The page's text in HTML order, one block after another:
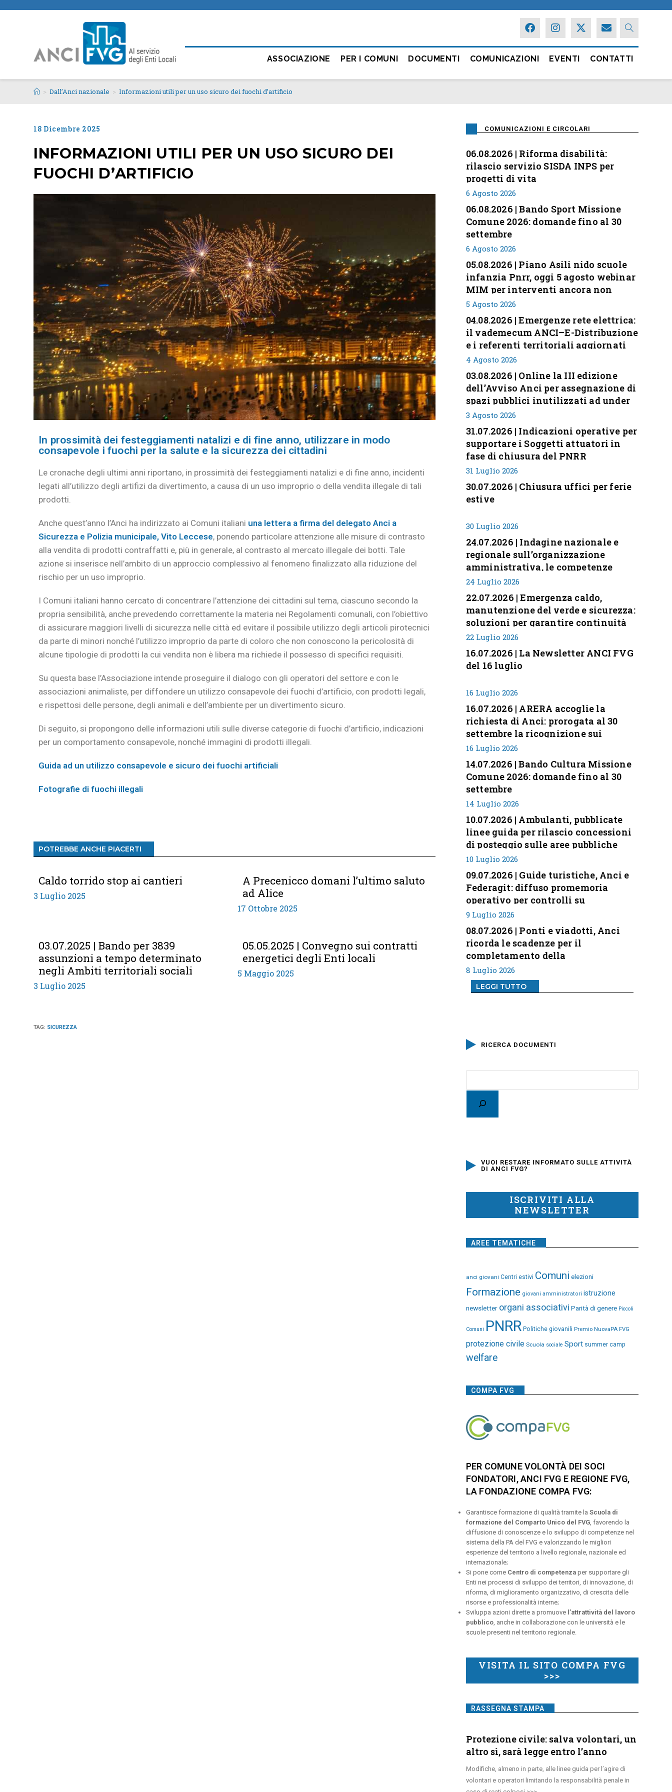
ASSOCIAZIONE PER I COMUNI DOCUMENTI COMUNICAZIONI EVENTI CONTATTI
> Dall’Anci nazionale > Informazioni utili per un uso sicuro dei fuochi d’artificio
18 Dicembre 2025
INFORMAZIONI UTILI PER UN USO SICURO DEI
FUOCHI D’ARTIFICIO
In prossimità dei festeggiamenti natalizi e di fine anno, utilizzare in modo
consapevole i fuochi per la salute e la sicurezza dei cittadini
Le cronache degli ultimi anni riportano, in prossimità dei festeggiamenti natalizi e di fine anno, incidenti
legati all’utilizzo degli artifizi da divertimento, a causa di un uso improprio o della vendita illegale di tali
prodotti.
Anche quest’anno l’Anci ha indirizzato ai Comuni italiani una lettera a firma del delegato Anci a
Sicurezza e Polizia municipale, Vito Leccese, ponendo particolare attenzione alle misure di contrasto
alla vendita di prodotti contraffatti e, più in generale, al contrasto al mercato illegale dei botti. Tale
azione si inserisce nell’ambito di un approccio complessivo al fenomeno finalizzato alla riduzione del
rischio per un uso improprio.
I Comuni italiani hanno cercato di concentrare l’attenzione dei cittadini sul tema, ciascuno secondo la
propria sensibilità, anche prevedendo correttamente la materia nei Regolamenti comunali, con l’obiettivo
di assicurare maggiori livelli di sicurezza nelle città ed evitare il possibile utilizzo degli articoli pirotecnici
da parte di minori nonché l’utilizzo improprio da parte di coloro che non conoscono la pericolosità di
alcune tipologie di prodotti la cui vendita non è libera ma richiede il possesso di specifici requisiti.
Su questa base l’Associazione intende proseguire il dialogo con gli operatori del settore e con le
associazioni animaliste, per diffondere un utilizzo consapevole dei fuochi d’artificio, con prodotti legali,
e rispettosi delle persone, degli animali e dell’ambiente per un divertimento sicuro.
Di seguito, si propongono delle informazioni utili sulle diverse categorie di fuochi d’artificio, indicazioni
per un comportamento consapevole, nonché immagini di prodotti illegali.
Guida ad un utilizzo consapevole e sicuro dei fuochi artificiali
Fotografie di fuochi illegali
POTREBBE ANCHE PIACERTI
Caldo torrido stop ai cantieri
3 Luglio 2025
A Precenicco domani l’ultimo saluto
ad Alice
17 Ottobre 2025
03.07.2025 | Bando per 3839
assunzioni a tempo determinato
negli Ambiti territoriali sociali
3 Luglio 2025
05.05.2025 | Convegno sui contratti
energetici degli Enti locali
5 Maggio 2025
TAG: SICUREZZA
COMUNICAZIONI E CIRCOLARI
06.08.2026 | Riforma disabilità:
rilascio servizio SISDA INPS per
progetti di vita
6 Agosto 2026
06.08.2026 | Bando Sport Missione
Comune 2026: domande fino al 30
settembre
6 Agosto 2026
05.08.2026 | Piano Asili nido scuole
infanzia Pnrr, oggi 5 agosto webinar
MIM per interventi ancora non
conclusi
5 Agosto 2026
04.08.2026 | Emergenze rete elettrica:
il vademecum ANCI–E-Distribuzione
e i referenti territoriali aggiornati
4 Agosto 2026
03.08.2026 | Online la III edizione
dell’Avviso Anci per assegnazione di
spazi pubblici inutilizzati ad under
35
3 Agosto 2026
31.07.2026 | Indicazioni operative per
supportare i Soggetti attuatori in
fase di chiusura del PNRR
31 Luglio 2026
30.07.2026 | Chiusura uffici per ferie
estive
30 Luglio 2026
24.07.2026 | Indagine nazionale e
regionale sull’organizzazione
amministrativa, le competenze
professionali e i modelli di gestione
nei piccoli Comuni italiani
24 Luglio 2026
22.07.2026 | Emergenza caldo,
manutenzione del verde e sicurezza:
soluzioni per garantire continuità
servizi
22 Luglio 2026
16.07.2026 | La Newsletter ANCI FVG
del 16 luglio
16 Luglio 2026
16.07.2026 | ARERA accoglie la
richiesta di Anci: prorogata al 30
settembre la ricognizione sui
corrispettivi
16 Luglio 2026
14.07.2026 | Bando Cultura Missione
Comune 2026: domande fino al 30
settembre
14 Luglio 2026
10.07.2026 | Ambulanti, pubblicate
linee guida per rilascio concessioni
di posteggio sulle aree pubbliche
10 Luglio 2026
09.07.2026 | Guide turistiche, Anci e
Federagit: diffuso promemoria
operativo per controlli su
professione
9 Luglio 2026
08.07.2026 | Ponti e viadotti, Anci
ricorda le scadenze per il
completamento della
classificazione del rischio
8 Luglio 2026
LEGGI TUTTO
RICERCA DOCUMENTI
VUOI RESTARE INFORMATO SULLE ATTIVITÀ
DI ANCI FVG?
ISCRIVITI ALLA
NEWSLETTER
AREE TEMATICHE
anci giovani Centri estivi Comuni elezioni
Formazione giovani amministratori istruzione
newsletter organi associativi Parità di genere Piccoli
Comuni PNRR Politiche giovanili Premio NuovaPA FVG
protezione civile Scuola sociale Sport summer camp
welfare
COMPA FVG
PER COMUNE VOLONTÀ DEI SOCI
FONDATORI, ANCI FVG E REGIONE FVG,
LA FONDAZIONE COMPA FVG:
Garantisce formazione di qualità tramite la Scuola di
formazione del Comparto Unico del FVG, favorendo la
diffusione di conoscenze e lo sviluppo di competenze nel
sistema della PA del FVG e valorizzando le migliori
esperienze del territorio a livello regionale, nazionale ed
internazionale;
Si pone come Centro di competenzaper supportare gli
Enti nei processi di sviluppo dei territori, di innovazione, di
riforma, di miglioramento organizzativo, di crescita delle
risorse e professionalità interne;
Sviluppa azioni dirette a promuove l’attrattività del lavoro
pubblico, anche in collaborazione con le università e le
scuole presenti nel territorio regionale.
VISITA IL SITO COMPA FVG
>>>
RASSEGNA STAMPA
Protezione civile: salva volontari, un
altro sì, sarà legge entro l’anno
Modifiche, almeno in parte, alle linee guida per l’agire di
volontari e operatori limitando la responsabilità penale in